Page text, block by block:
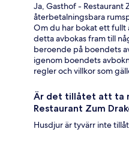
Ja, Gasthof -
återbetalningsbara
Om du har bokat ett fullt
detta avbokas fram till
beroende på boendets
igenom boendets
regler och villkor som
Är det tillåtet att ta
Restaurant Zum
Husdjur är tyvärr inte